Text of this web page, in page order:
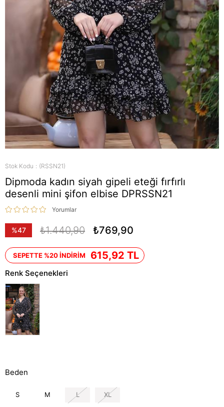
Stok Kodu (RSSN21)
Dipmoda kadın siyah gipeli eteği fırfırlı
desenli mini şifon elbise DPRSSN21
Yorumlar
%47
₺1.440,90 ₺769,90
SEPETTE %20 İNDİRİM 615,92 TL
Renk Seçenekleri
Beden
S M L XL